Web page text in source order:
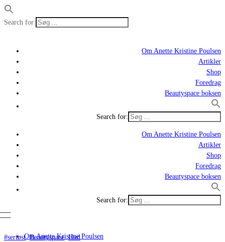
Search for:
Om Anette Kristine Poulsen
Artikler
Shop
Foredrag
Beautyspace boksen
Search for:
Om Anette Kristine Poulsen
Artikler
Shop
Foredrag
Beautyspace boksen
Search for:
Om Anette Kristine Poulsen
#seriøst,Beautyspace,Hud